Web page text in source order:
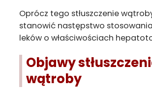
Oprócz tego stłuszczenie
stanowić następstwo
leków o właściwościach
Objawy
wątroby